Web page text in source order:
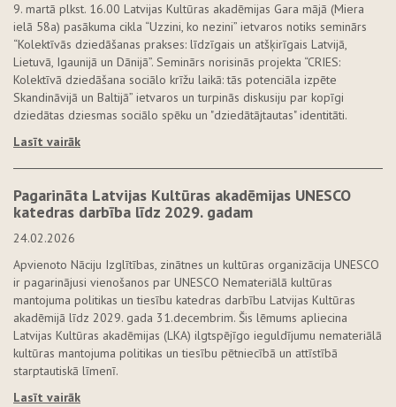
9. martā plkst. 16.00 Latvijas Kultūras akadēmijas Gara mājā (Miera
ielā 58a) pasākuma cikla “Uzzini, ko nezini” ietvaros notiks seminārs
“Kolektīvās dziedāšanas prakses: līdzīgais un atšķirīgais Latvijā,
Lietuvā, Igaunijā un Dānijā”. Seminārs norisinās projekta “CRIES:
Kolektīvā dziedāšana sociālo krīžu laikā: tās potenciāla izpēte
Skandināvijā un Baltijā” ietvaros un turpinās diskusiju par kopīgi
dziedātas dziesmas sociālo spēku un "dziedātājtautas" identitāti.
Lasīt vairāk
Pagarināta Latvijas Kultūras akadēmijas UNESCO
katedras darbība līdz 2029. gadam
24.02.2026
Apvienoto Nāciju Izglītības, zinātnes un kultūras organizācija UNESCO
ir pagarinājusi vienošanos par UNESCO Nemateriālā kultūras
mantojuma politikas un tiesību katedras darbību Latvijas Kultūras
akadēmijā līdz 2029. gada 31.decembrim. Šis lēmums apliecina
Latvijas Kultūras akadēmijas (LKA) ilgtspējīgo ieguldījumu nemateriālā
kultūras mantojuma politikas un tiesību pētniecībā un attīstībā
starptautiskā līmenī.
Lasīt vairāk